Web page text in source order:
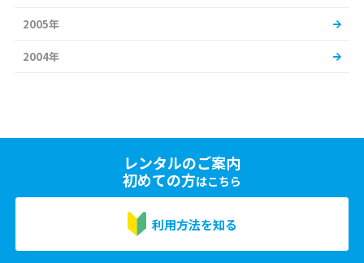
2005年
2004年
レンタルのご案内
初めての方はこちら
利用方法を知る